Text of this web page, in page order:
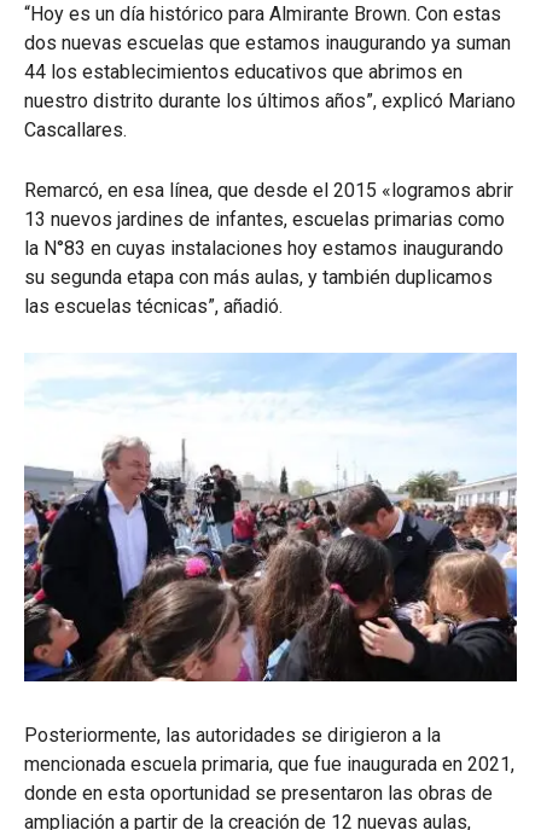
“Hoy es un día histórico para Almirante Brown. Con estas
dos nuevas escuelas que estamos inaugurando ya suman
44 los establecimientos educativos que abrimos en
nuestro distrito durante los últimos años”, explicó Mariano
Cascallares.
Remarcó, en esa línea, que desde el 2015 «logramos abrir
13 nuevos jardines de infantes, escuelas primarias como
la N°83 en cuyas instalaciones hoy estamos inaugurando
su segunda etapa con más aulas, y también duplicamos
las escuelas técnicas”, añadió.
Posteriormente, las autoridades se dirigieron a la
mencionada escuela primaria, que fue inaugurada en 2021,
donde en esta oportunidad se presentaron las obras de
ampliación a partir de la creación de 12 nuevas aulas,